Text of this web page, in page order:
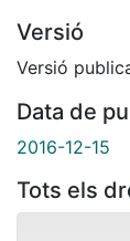
Versió
Versió
Data de
2016-12-15
Tots els